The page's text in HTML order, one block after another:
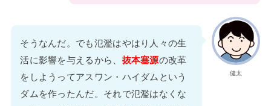
健太
そうなんだ。でも氾濫はやはり人々の生
活に影響を与えるから、 抜本塞源の改革
をしようってアスワン・ハイダムという
ダムを作ったんだ。それで氾濫はなくな